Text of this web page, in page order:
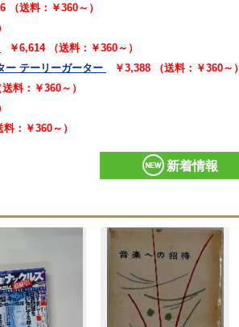
（送料：￥360～）
￥6,614 （送料：￥360～）
ー テーリーガーター
￥3,388 （送料：￥360～）
料：￥360～）
：￥360～）
新着情報